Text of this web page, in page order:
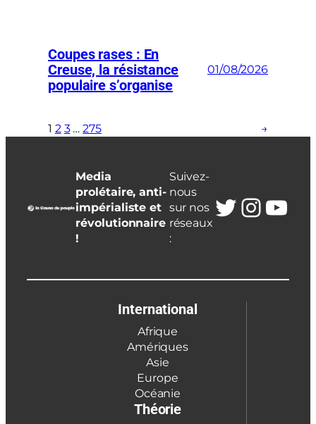
Coupes rases : En
Creuse, la résistance
populaire s’organise
01/08/2026
1 2 3 … 275 →
Media
prolétaire, anti-
impérialiste et
révolutionnaire
!
Suivez-
nous
sur nos
réseaux
:
Twitter
International
Afrique
Amériques
Asie
Europe
Océanie
Théorie